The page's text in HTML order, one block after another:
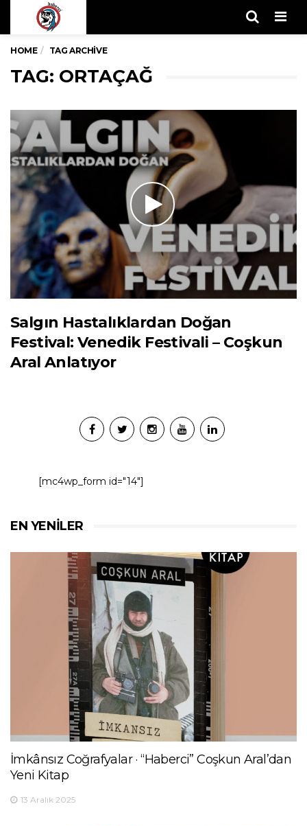
HOME TAG ARCHIVE
TAG: ORTAÇAĞ
Salgın Hastalıklardan Doğan
Festival: Venedik Festivali – Coşkun
Aral Anlatıyor
[mc4wp_form id="14"]
EN YENILER
İmkânsız Coğrafyalar · “Haberci” Coşkun Aral’dan
Yeni Kitap
13 Aralık 2025